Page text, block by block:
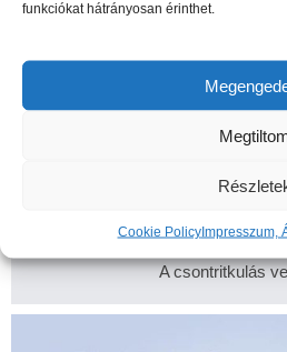
funkciókat hátrányosan érinthet.
Cookie PolicyImpresszum,
A csontritkulás